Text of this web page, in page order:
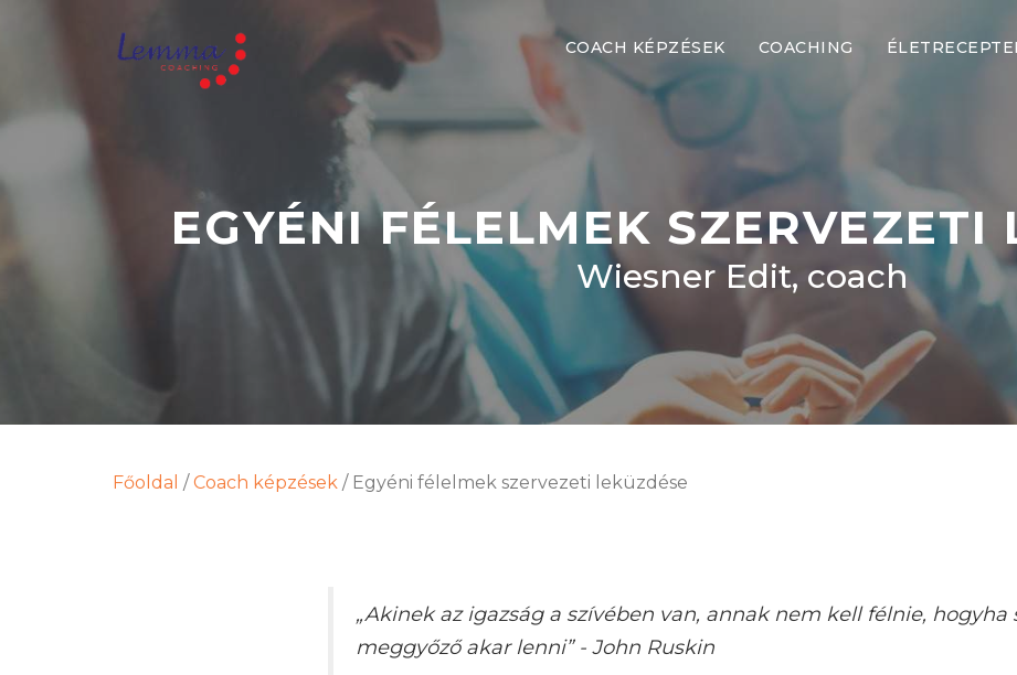
COACH KÉPZÉSEK COACHING
EGYÉNI FÉLELMEK SZERVEZETI
Wiesner Edit, coach
Főoldal / Coach képzések / Egyéni félelmek szervezeti leküzdése
„Akinek az igazság a szívében van, annak nem kell félnie, hogyha
meggyőző akar lenni” - John Ruskin